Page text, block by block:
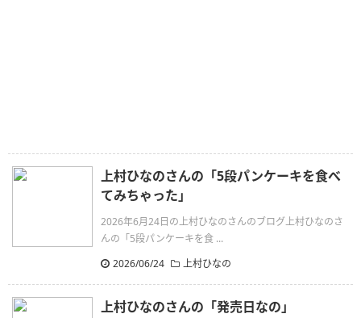
上村ひなのさんの「5段パンケーキを食べ
てみちゃった」
2026年6月24日の上村ひなのさんのブログ上村ひなのさ
んの「5段パンケーキを食 ...
2026/06/24
上村ひなの
上村ひなのさんの「発売日なの」